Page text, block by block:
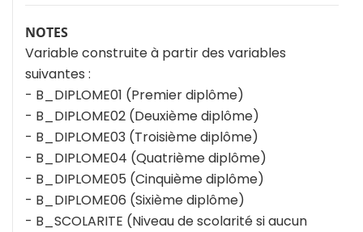
NOTES
Variable construite à partir des variables
suivantes :
- B_DIPLOME01 (Premier diplôme)
- B_DIPLOME02 (Deuxième diplôme)
- B_DIPLOME03 (Troisième diplôme)
- B_DIPLOME04 (Quatrième diplôme)
- B_DIPLOME05 (Cinquième diplôme)
- B_DIPLOME06 (Sixième diplôme)
- B_SCOLARITE (Niveau de scolarité si aucun